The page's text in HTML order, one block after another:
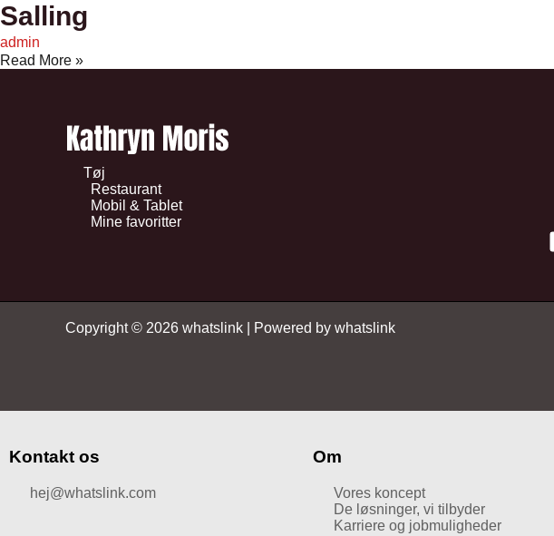
Salling
admin
Read More »
Tøj
Restaurant
Mobil & Tablet
Mine favoritter
Copyright © 2026 whatslink | Powered by whatslink
Kontakt os
hej@whatslink.com
Om
Vores koncept
De løsninger, vi tilbyder
Karriere og jobmuligheder